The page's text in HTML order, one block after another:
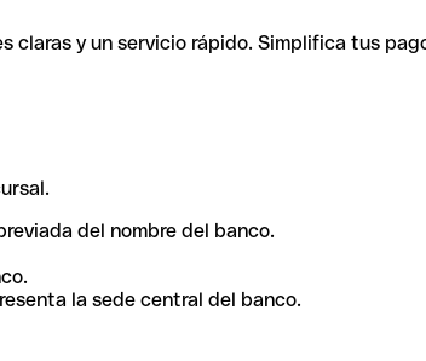
y un servicio rápido. Simplifica tus
del nombre del banco.
la sede central del banco.